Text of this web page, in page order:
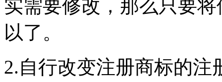
实需要修改，那么只要
以了。
2.自行改变注册商标的